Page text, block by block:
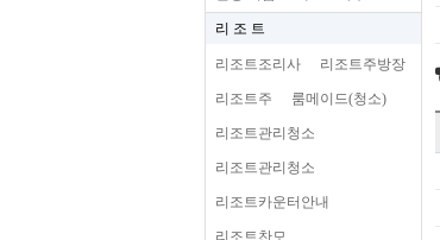
리 조 트
리조트조리사 리조트주방장
리조트주 룸메이드(청소)
리조트관리청소
리조트관리청소
리조트카운터안내
리조트찬모